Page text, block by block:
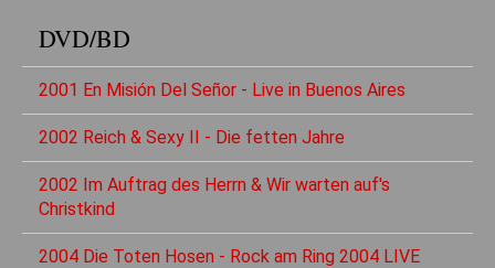
DVD/BD
2001 En Misión Del Señor - Live in Buenos Aires
2002 Reich & Sexy II - Die fetten Jahre
2002 Im Auftrag des Herrn & Wir warten auf's
Christkind
2004 Die Toten Hosen - Rock am Ring 2004 LIVE